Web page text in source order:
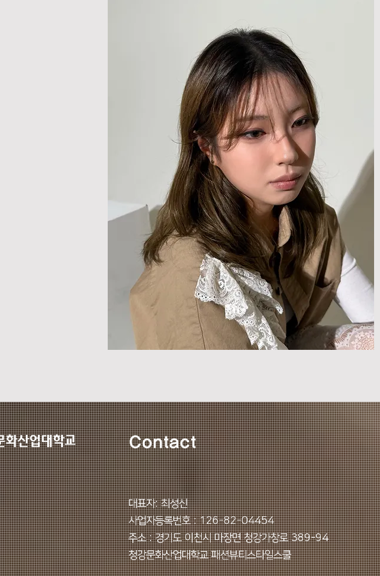
Contact
대표자: 최성신
사업자등록번호 : 126-82-04454
주소 : 경기도 이천시 마장면 청강가창로 389-94
​청강문화산업대학교 패션뷰티스타일스쿨